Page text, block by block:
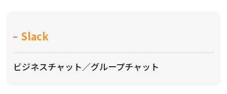
Slack
ビジネスチャット／グループチャット